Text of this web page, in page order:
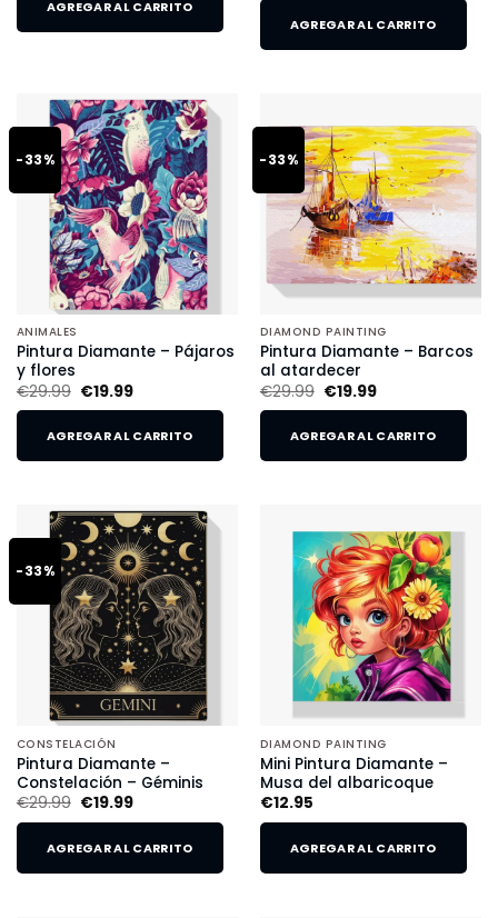
AGREGAR AL CARRITO
AGREGAR AL CARRITO
-33%
ANIMALES
Pintura Diamante – Pájaros
y flores
€29.99 €19.99
AGREGAR AL CARRITO
-33%
DIAMOND PAINTING
Pintura Diamante – Barcos
al atardecer
€29.99 €19.99
AGREGAR AL CARRITO
-33%
CONSTELACIÓN
Pintura Diamante –
Constelación – Géminis
€29.99 €19.99
AGREGAR AL CARRITO
DIAMOND PAINTING
Mini Pintura Diamante –
Musa del albaricoque
€12.95
AGREGAR AL CARRITO